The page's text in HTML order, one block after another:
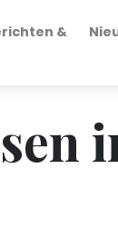
&